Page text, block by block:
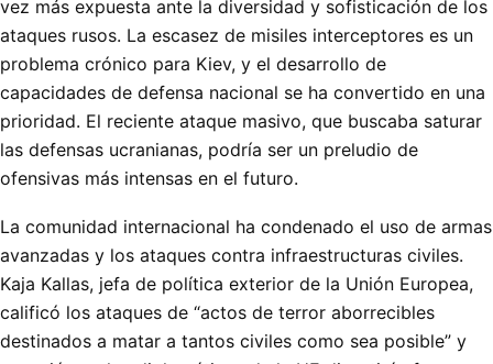
vez más expuesta ante la diversidad y sofisticación de los
ataques rusos. La escasez de misiles interceptores es un
problema crónico para Kiev, y el desarrollo de
capacidades de defensa nacional se ha convertido en una
prioridad. El reciente ataque masivo, que buscaba saturar
las defensas ucranianas, podría ser un preludio de
ofensivas más intensas en el futuro.
La comunidad internacional ha condenado el uso de armas
avanzadas y los ataques contra infraestructuras civiles.
Kaja Kallas, jefa de política exterior de la Unión Europea,
calificó los ataques de “actos de terror aborrecibles
destinados a matar a tantos civiles como sea posible” y